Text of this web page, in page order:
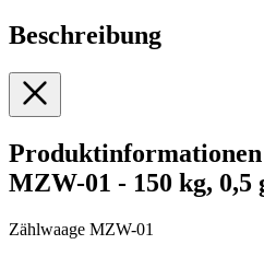
Beschreibung
MZW-01 - 150 kg, 0,5
Zählwaage MZW-01